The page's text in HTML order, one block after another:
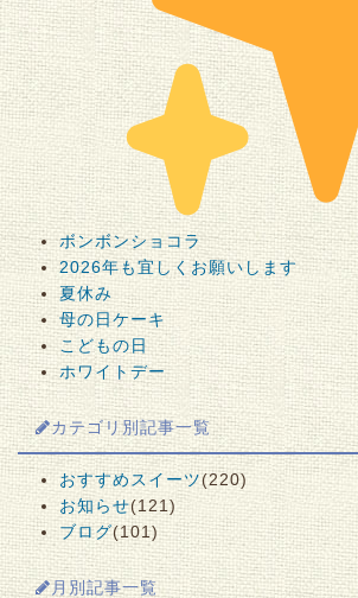
ボンボンショコラ
2026年も宜しくお願いします
夏休み
母の日ケーキ
こどもの日
ホワイトデー
カテゴリ別記事一覧
おすすめスイーツ(220)
お知らせ(121)
ブログ(101)
月別記事一覧